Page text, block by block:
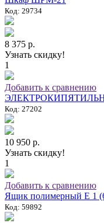
Код: 29734
8 375 р.
Узнать скидку!
1
Добавить к сравнению
Код: 27202
10 950 р.
Узнать скидку!
1
Добавить к сравнению
Ящик полимерный E 1
Код: 59892